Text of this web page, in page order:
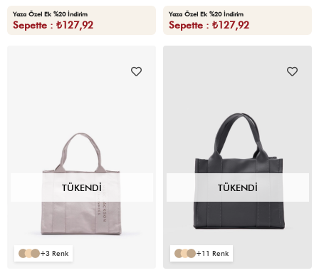
Yaza Özel Ek %20 İndirim
Sepette : ₺127,92
Yaza Özel Ek %20 İndirim
Sepette : ₺127,92
TÜKENDI
3
TÜKENDI
11